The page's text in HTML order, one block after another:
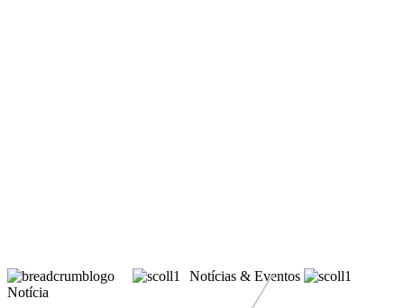
Notícias & Eventos
Notícia